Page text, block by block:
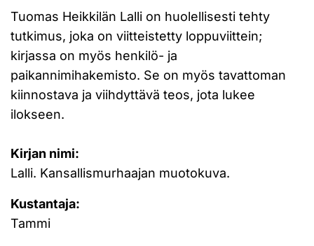
Tuomas Heikkilän Lalli on huolellisesti tehty
tutkimus, joka on viitteistetty loppuviittein;
kirjassa on myös henkilö- ja
paikannimihakemisto. Se on myös tavattoman
kiinnostava ja viihdyttävä teos, jota lukee
ilokseen.
Kirjan nimi:
Lalli. Kansallismurhaajan muotokuva.
Kustantaja:
Tammi